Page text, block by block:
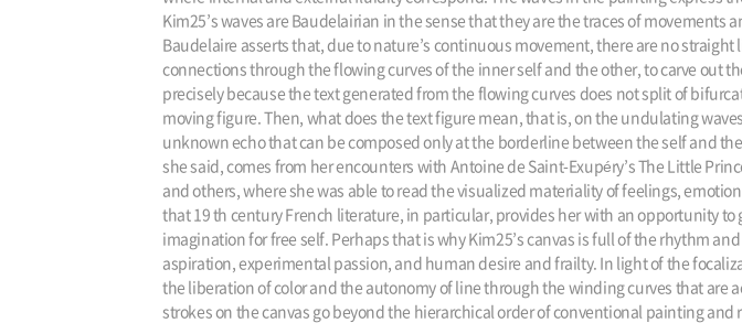
Kim25’s waves are Baudelairian in the sense that they are the traces of
Baudelaire asserts that, due to nature’s continuous movement, there are no
connections through the flowing curves of the inner self and the other, to carve out
precisely because the text generated from the flowing curves does not split of
moving figure. Then, what does the text figure mean, that is, on the undulating
unknown echo that can be composed only at the borderline between the self and
she said, comes from her encounters with Antoine de Saint-Exupéry’s The Little
and others, where she was able to read the visualized materiality of feelings,
that 19 th century French literature, in particular, provides her with an opportunity
imagination for free self. Perhaps that is why Kim25’s canvas is full of the rhythm
aspiration, experimental passion, and human desire and frailty. In light of the
the liberation of color and the autonomy of line through the winding curves that are
strokes on the canvas go beyond the hierarchical order of conventional painting